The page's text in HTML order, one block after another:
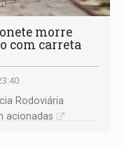
morre
com carreta
Rodoviária
acionadas